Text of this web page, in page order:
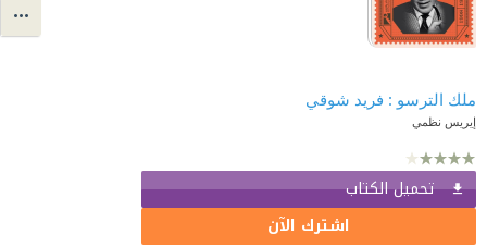
ملك الترسو : فريد شوقي
إيريس نظمي
تحميل الكتاب
اشترك الآن